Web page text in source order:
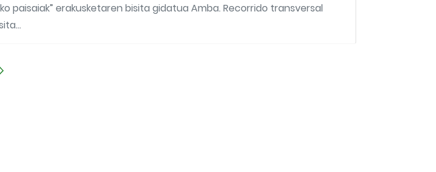
paisaiak” erakusketaren bisita gidatua Amba. Recorrido transversal
Use TAB to navigate.